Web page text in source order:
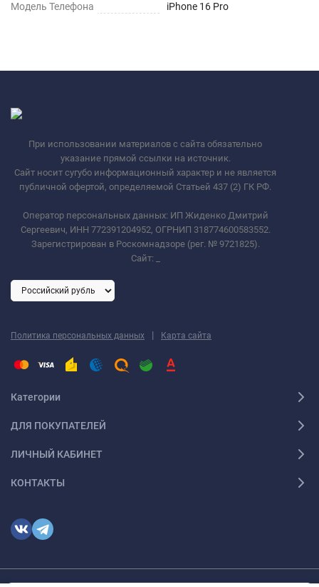
Модель Телефона iPhone 16 Pro
При использовании материалов с сайта обязательно
указание прямой ссылки на источник.
Сайт носит сугубо информационный характер и не является
публичной офертой, определяемой Статьей 437 (2) ГК РФ.
Оператор персональных данных: ИП Жиденко Дмитрий
Сергеевич, ИНН 772391204952, ОГРНИП 318774600583552.
Зарегистрирован в Роскомнадзоре (рег. № 9721825).
Сайт:
Политика персональных данных | Карта сайта
Категории
ДЛЯ ПОКУПАТЕЛЕЙ
ЛИЧНЫЙ КАБИНЕТ
КОНТАКТЫ